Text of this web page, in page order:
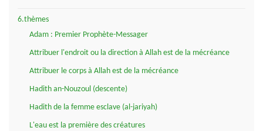
6.thèmes
Adam : Premier Prophète-Messager
Attribuer l'endroit ou la direction à Allah est de la mécréance
Attribuer le corps à Allah est de la mécréance
Hadith an-Nouzoul (descente)
Hadith de la femme esclave (al-jariyah)
L'eau est la première des créatures